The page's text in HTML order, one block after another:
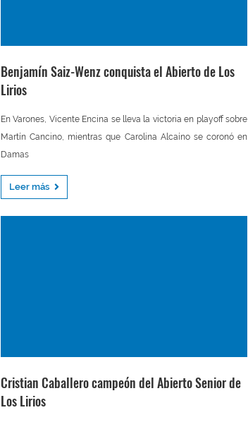
Benjamín Saiz-Wenz conquista el Abierto de Los
Lirios
En Varones, Vicente Encina se lleva la victoria en playoff sobre
Martín Cancino, mientras que Carolina Alcaíno se coronó en
Damas
Leer más
Cristian Caballero campeón del Abierto Senior de
Los Lirios